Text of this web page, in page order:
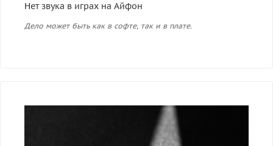
Нет звука в играх на Айфон
Дело может быть как в софте, так и в плате.